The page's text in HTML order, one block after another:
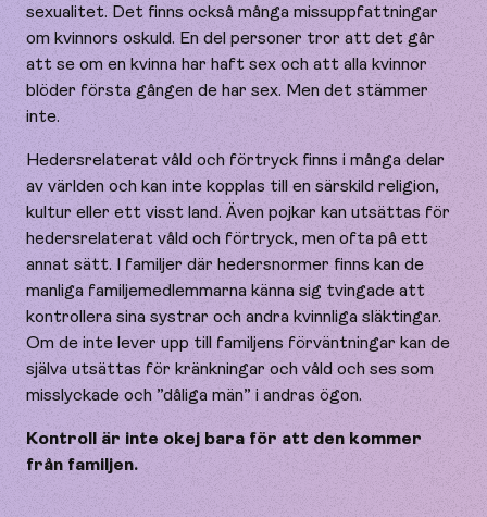
sexualitet. Det finns också många missuppfattningar
om kvinnors oskuld. En del personer tror att det går
att se om en kvinna har haft sex och att alla kvinnor
blöder första gången de har sex. Men det stämmer
inte.
Hedersrelaterat våld och förtryck finns i många delar
av världen och kan inte kopplas till en särskild religion,
kultur eller ett visst land. Även pojkar kan utsättas för
hedersrelaterat våld och förtryck, men ofta på ett
annat sätt. I familjer där hedersnormer finns kan de
manliga familjemedlemmarna känna sig tvingade att
kontrollera sina systrar och andra kvinnliga släktingar.
Om de inte lever upp till familjens förväntningar kan de
själva utsättas för kränkningar och våld och ses som
misslyckade och ”dåliga män” i andras ögon.
Kontroll är inte okej bara för att den kommer
från familjen.